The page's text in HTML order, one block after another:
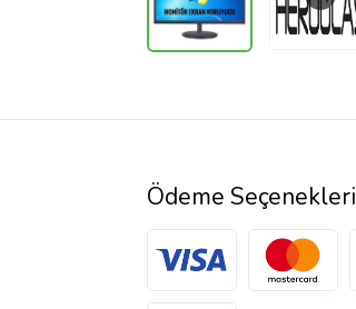
Ödeme Seçenekleri